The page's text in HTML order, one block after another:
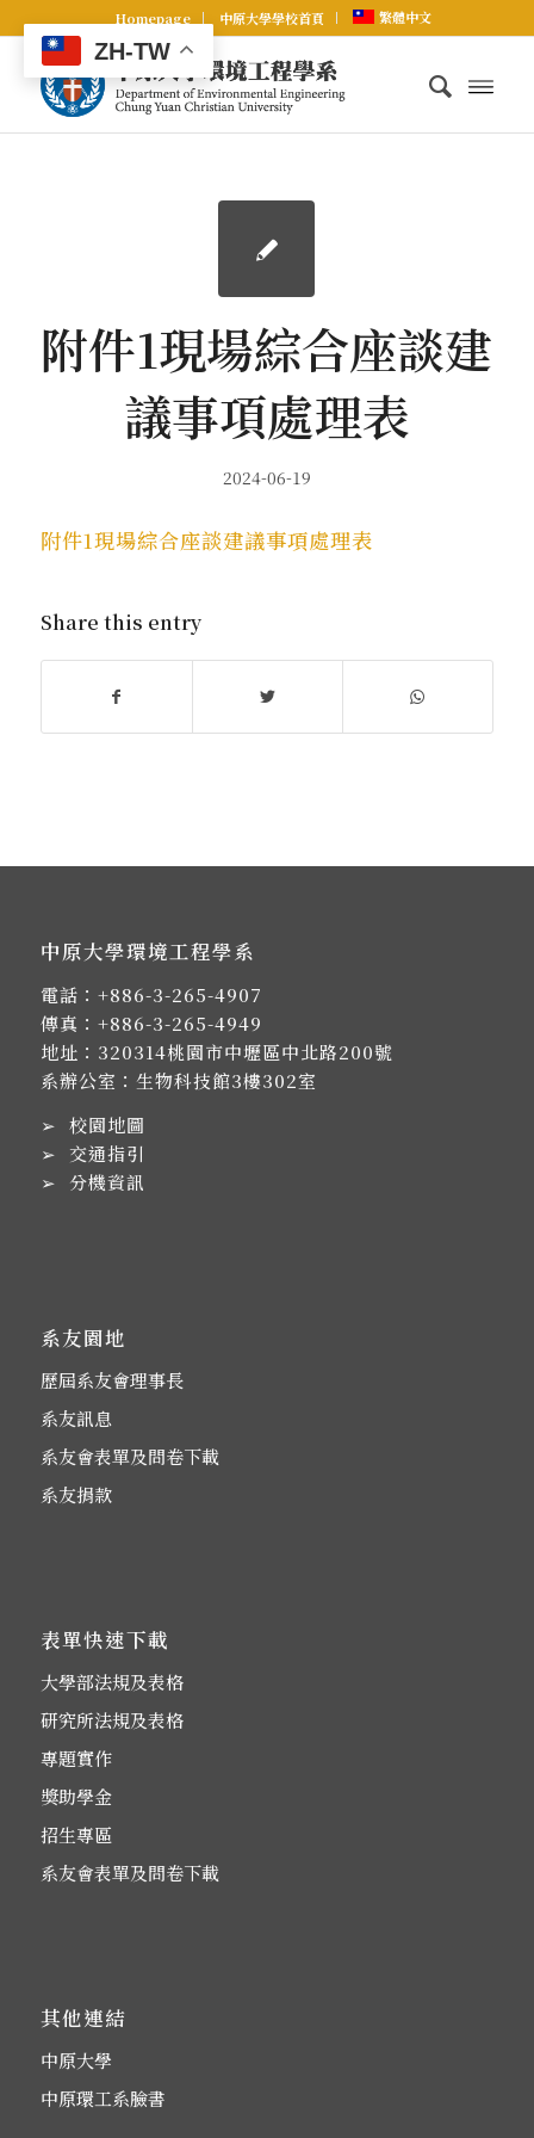
Homepage 中原大學學校首頁 繁體中文
附件1現場綜合座談建
議事項處理表
2024-06-19
附件1現場綜合座談建議事項處理表
Share this entry
中原大學環境工程學系
電話： +886-3-265-4907
傳真：+886-3-265-4949
地址： 320314桃園市中壢區中北路200號
系辦公室：生物科技館3樓302室
➢ 校園地圖
➢ 交通指引
➢ 分機資訊
系友園地
歷屆系友會理事長
系友訊息
系友會表單及問卷下載
系友捐款
表單快速下載
大學部法規及表格
研究所法規及表格
專題實作
獎助學金
招生專區
系友會表單及問卷下載
其他連結
中原大學
中原環工系臉書
ZH-TW